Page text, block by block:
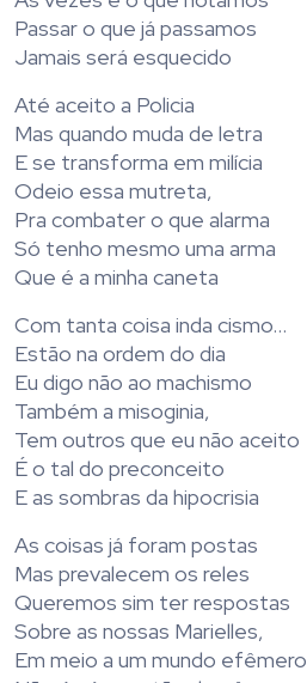
Passar o que já passamos
Jamais será esquecido
Até aceito a Policia
Mas quando muda de letra
E se transforma em milícia
Odeio essa mutreta,
Pra combater o que alarma
Só tenho mesmo uma arma
Que é a minha caneta
Com tanta coisa inda cismo…
Estão na ordem do dia
Eu digo não ao machismo
Também a misoginia,
Tem outros que eu não aceito
É o tal do preconceito
E as sombras da hipocrisia
As coisas já foram postas
Mas prevalecem os reles
Queremos sim ter respostas
Sobre as nossas Marielles,
Em meio a um mundo efêmero